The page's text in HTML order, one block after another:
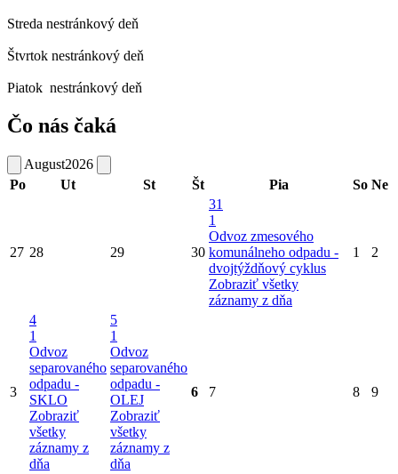
Streda nestránkový deň
Štvrtok nestránkový deň
Piatok nestránkový deň
Čo nás čaká
August2026
Po
Ut St Št Pia So Ne
27 28 29 30
31
1
Odvoz zmesového
komunálneho odpadu -
dvojtýždňový cyklus
Zobraziť všetky
záznamy z dňa
1 2
3
4
1
Odvoz
separovaného
odpadu -
SKLO
Zobraziť
všetky
záznamy z
dňa
5
1
Odvoz
separovaného
odpadu -
OLEJ
Zobraziť
všetky
záznamy z
dňa
6 7 8 9